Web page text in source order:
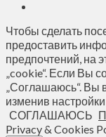
Чтобы сделать
предоставить
предпочтений, на
„cookie“. Если Вы
„Соглашаюсь“. Вы
изменив
СОГЛАШАЮСЬ
Privacy & Cookies